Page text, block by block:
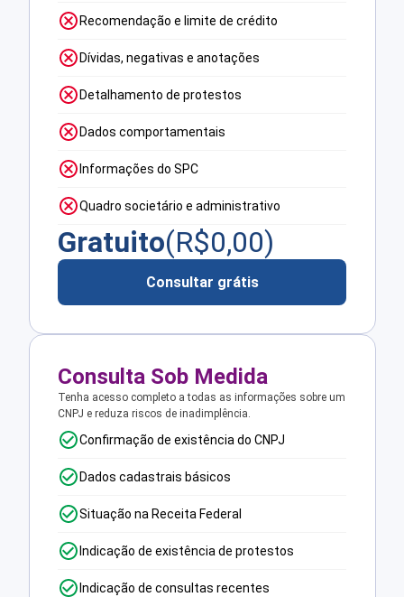
Recomendação e limite de crédito
Dívidas, negativas e anotações
Detalhamento de protestos
Dados comportamentais
Informações do SPC
Quadro societário e administrativo
Gratuito(R$0,00)
Consultar grátis
Consulta Sob Medida
Tenha acesso completo a todas as informações sobre um
CNPJ e reduza riscos de inadimplência.
Confirmação de existência do CNPJ
Dados cadastrais básicos
Situação na Receita Federal
Indicação de existência de protestos
Indicação de consultas recentes